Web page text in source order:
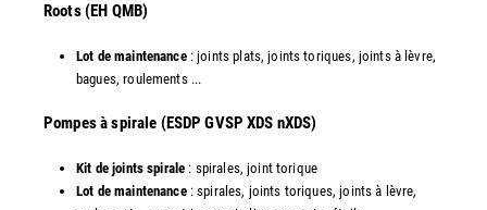
Roots (EH QMB)
Lot de maintenance : joints plats, joints toriques, joints à lèvre,
bagues, roulements ...
​Pompes à spirale (ESDP GVSP XDS nXDS)
Kit de joints spirale : spirales, joint torique
Lot de maintenance: spirales, joints toriques, joints à lèvre,